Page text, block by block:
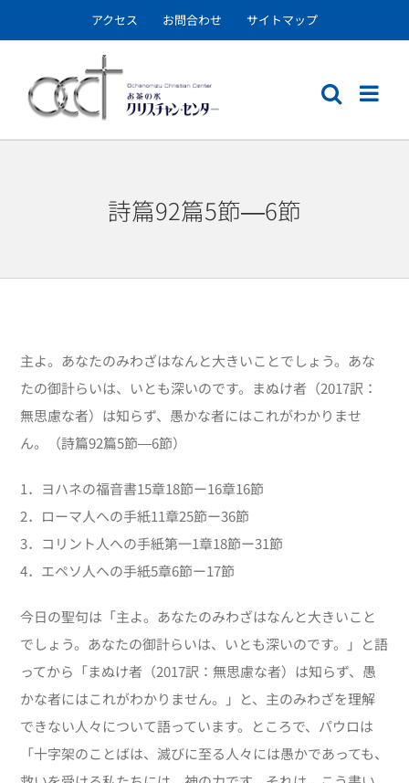
to
アクセス お問合わせ サイトマップ
詩篇92篇5節―6節
主よ。あなたのみわざはなんと大きいことでしょう。あな
たの御計らいは、いとも深いのです。まぬけ者（2017訳：
無思慮な者）は知らず、愚かな者にはこれがわかりませ
ん。（詩篇92篇5節―6節）
1．ヨハネの福音書15章18節ー16章16節
2．ローマ人への手紙11章25節ー36節
3．コリント人への手紙第一1章18節ー31節
4．エペソ人への手紙5章6節ー17節
今日の聖句は「主よ。あなたのみわざはなんと大きいこと
でしょう。あなたの御計らいは、いとも深いのです。」と語
ってから「まぬけ者（2017訳：無思慮な者）は知らず、愚
かな者にはこれがわかりません。」と、主のみわざを理解
できない人々について語っています。ところで、パウロは
「十字架のことばは、滅びに至る人々には愚かであっても、